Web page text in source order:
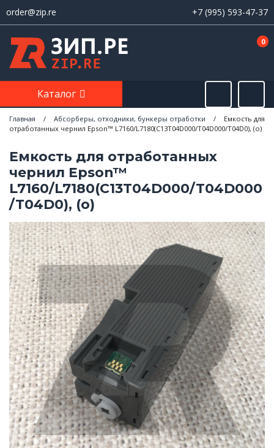
order@zip.re +7 (995) 593-47-37
0
Каталог
Главная / Абсорберы, отходники, бункеры отработки /
Емкость для
отработанных чернил Epson™ L7160/L7180(C13T04D000/T04D000/T04D0), (o)
Емкость для отработанных
чернил Epson™
L7160/L7180(C13T04D000/T04D000
/T04D0), (o)